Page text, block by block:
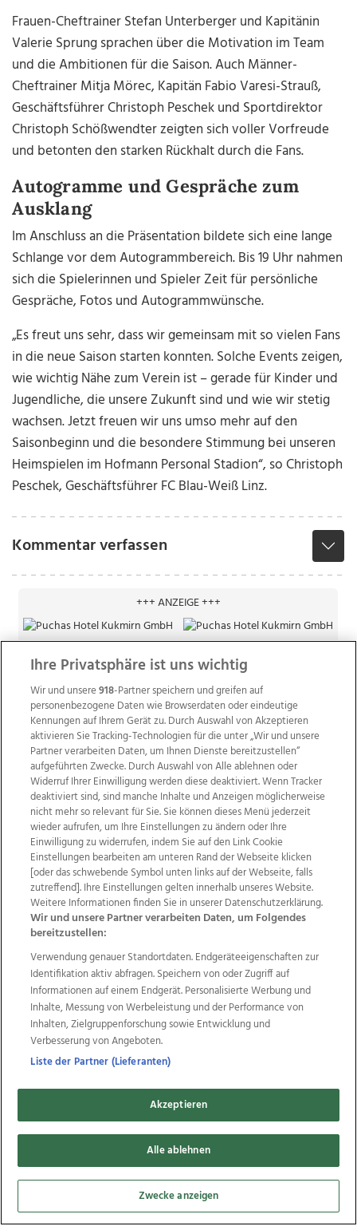
Frauen-Cheftrainer Stefan Unterberger und Kapitänin
Valerie Sprung sprachen über die Motivation im Team
und die Ambitionen für die Saison. Auch Männer-
Cheftrainer Mitja Mörec, Kapitän Fabio Varesi-Strauß,
Geschäftsführer Christoph Peschek und Sportdirektor
Christoph Schößwendter zeigten sich voller Vorfreude
und betonten den starken Rückhalt durch die Fans.
Autogramme und Gespräche zum
Ausklang
Im Anschluss an die Präsentation bildete sich eine lange
Schlange vor dem Autogrammbereich. Bis 19 Uhr nahmen
sich die Spielerinnen und Spieler Zeit für persönliche
Gespräche, Fotos und Autogrammwünsche.
„Es freut uns sehr, dass wir gemeinsam mit so vielen Fans
in die neue Saison starten konnten. Solche Events zeigen,
wie wichtig Nähe zum Verein ist – gerade für Kinder und
Jugendliche, die unsere Zukunft sind und wie wir stetig
wachsen. Jetzt freuen wir uns umso mehr auf den
Saisonbeginn und die besondere Stimmung bei unseren
Heimspielen im Hofmann Personal Stadion“, so Christoph
Peschek, Geschäftsführer FC Blau-Weiß Linz.
Kommentar verfassen
+++ ANZEIGE +++
Wir über uns Mediadaten Kontakt
Jobs
Datenschutz
Impressum
AGB Anzeigekunden
AGB Website
Ehrenkodex Politische Werbung
Weitere Angebote des Medienhauses Wimmer
TV1 di-mog-i.at OÖNow
Ischler Woche
Life Radio
OÖNachrichten
OÖN Immobilien
OÖN Karriere
OÖN Reise
Promenaden Galerien
Regionaljobs
wasistlos.at
Copyrights © 2026 Tips Zeitungs GmbH & Co KG
developed by11x11.net
Cookie Einstellungen bearbeiten
Ihre Privatsphäre ist uns wichtig
Wir und unsere918-Partner speichern und greifen auf
personenbezogene Daten wie Browserdaten oder eindeutige
Kennungen auf Ihrem Gerät zu. Durch Auswahl von Akzeptieren
aktivieren Sie Tracking-Technologien für die unter „Wir und unsere
Partner verarbeiten Daten, um Ihnen Dienste bereitzustellen“
aufgeführten Zwecke. Durch Auswahl von Alle ablehnen oder
Widerruf Ihrer Einwilligung werden diese deaktiviert. Wenn Tracker
deaktiviert sind, sind manche Inhalte und Anzeigen möglicherweise
nicht mehr so relevant für Sie. Sie können dieses Menü jederzeit
wieder aufrufen, um Ihre Einstellungen zu ändern oder Ihre
Einwilligung zu widerrufen, indem Sie auf den Link Cookie
Einstellungen bearbeiten am unteren Rand der Webseite klicken
[oder das schwebende Symbol unten links auf der Webseite, falls
zutreffend]. Ihre Einstellungen gelten innerhalb unseres Website.
Weitere Informationen finden Sie in unserer Datenschutzerklärung.
Wir und unsere Partner verarbeiten Daten, um Folgendes
bereitzustellen:
Verwendung genauer Standortdaten. Endgeräteeigenschaften zur
Identifikation aktiv abfragen. Speichern von oder Zugriff auf
Informationen auf einem Endgerät. Personalisierte Werbung und
Inhalte, Messung von Werbeleistung und der Performance von
Inhalten, Zielgruppenforschung sowie Entwicklung und
Verbesserung von Angeboten.
Liste der Partner (Lieferanten)
Akzeptieren
Alle ablehnen
Zwecke anzeigen